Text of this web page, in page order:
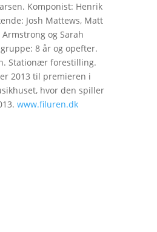
Komponist: Henrik
Josh Mattews, Matt
og Sarah
8 år og opefter.
Stationær forestilling.
2013 til premieren i
hvor den spiller
www.filuren.dk